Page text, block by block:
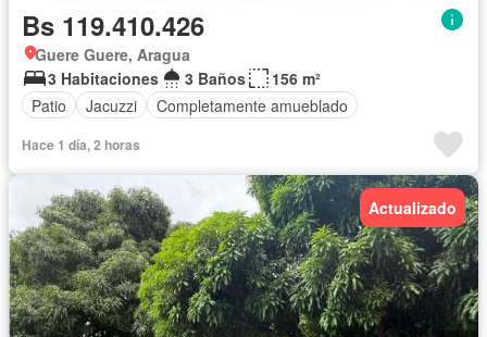
Bs 119.410.426
Guere Guere, Aragua
3 Habitaciones
3 Baños
156 m²
Patio
Jacuzzi Completamente amueblado
Hace 1 día, 2 horas
Actualizado